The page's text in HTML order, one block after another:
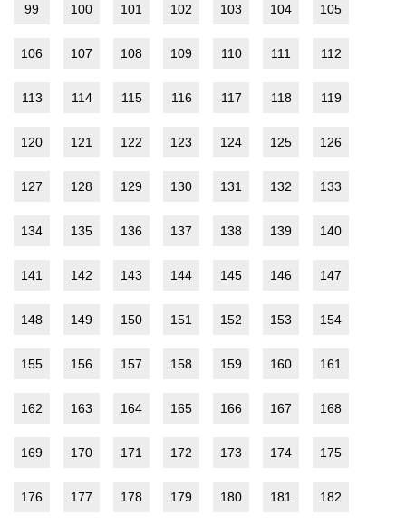
99 100 101 102 103 104 105
106 107 108 109 110 111 112
113 114 115 116 117 118 119
120 121 122 123 124 125 126
127 128 129 130 131 132 133
134 135 136 137 138 139 140
141 142 143 144 145 146 147
148 149 150 151 152 153 154
155 156 157 158 159 160 161
162 163 164 165 166 167 168
169 170 171 172 173 174 175
176 177 178 179 180 181 182